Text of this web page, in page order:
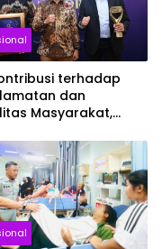
terhadap
dan
Masyarakat,
di Ajang
Indonesia
2026